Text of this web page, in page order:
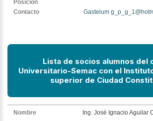
Gastelum
Lista de socios alumnos del
Universitario-Semac con el
superior de Ciudad
Ing. José Ignacio Aguilar